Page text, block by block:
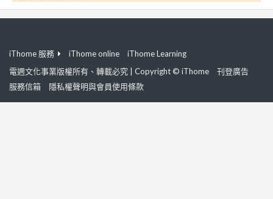
iThome 服務 iThome online
iThome Learning
電週文化事業版權所有、轉載必究 | Copyright © iThome
刊登廣告
服務信箱
隱私權聲明與會員使用條款